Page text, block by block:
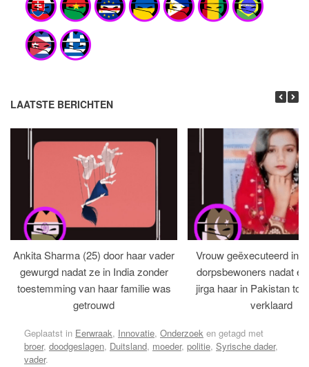
LAATSTE BERICHTEN
Ankita Sharma (25) door haar vader
gewurgd nadat ze in India zonder
toestemming van haar familie was
getrouwd
Vrouw geëxecuteerd in
dorpsbewoners nadat
jirga haar in Pakistan tot
verklaard
Geplaatst in Eerwraak, Innovatie, Onderzoek en getagd met
broer, doodgeslagen, Duitsland, moeder, politie, Syrische dader,
vader.